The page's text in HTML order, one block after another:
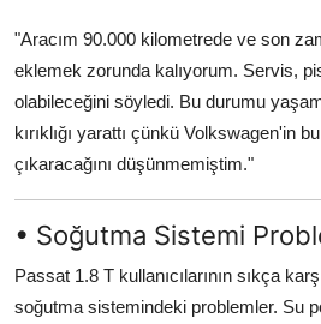
"Aracım 90.000 kilometrede ve son
eklemek zorunda kalıyorum. Servis,
olabileceğini söyledi. Bu durumu
kırıklığı yarattı çünkü Volkswagen'in
çıkaracağını düşünmemiştim."
• Soğutma Sistemi
Passat 1.8 T kullanıcılarının sıkça
soğutma sistemindeki problemler. Su